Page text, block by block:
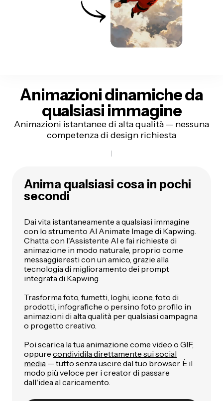
Animazioni dinamicheda
qualsiasi immagine
Animazioni istantanee di alta qualità — nessuna
competenza di design richiesta
Anima qualsiasi cosa in pochi
secondi
Dai vita istantaneamente a qualsiasi immagine
con lo strumento AI Animate Image di Kapwing.
Chatta con l'Assistente AI e fai richieste di
animazione in modo naturale, proprio come
messaggieresti con un amico, grazie alla
tecnologia di miglioramento dei prompt
integrata di Kapwing.
Trasforma foto, fumetti, loghi, icone, foto di
prodotti, infografiche o persino foto profilo in
animazioni di alta qualità per qualsiasi campagna
o progetto creativo.
Poi scarica la tua animazione come video o GIF,
oppure condividila direttamente sui social
media — tutto senza uscire dal tuo browser. È il
modo più veloce per i creator di passare
dall'idea al caricamento.